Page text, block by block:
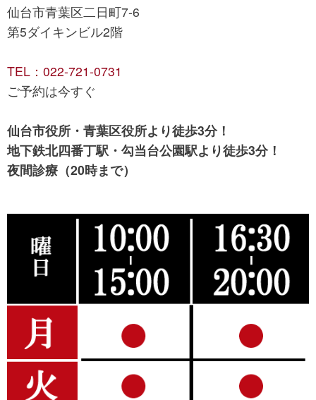
仙台市青葉区二日町7-6
第5ダイキンビル2階
TEL：022-721-0731
ご予約は今すぐ
仙台市役所・青葉区役所より徒歩3分！
地下鉄北四番丁駅・勾当台公園駅より徒歩3分！
夜間診療（20時まで）